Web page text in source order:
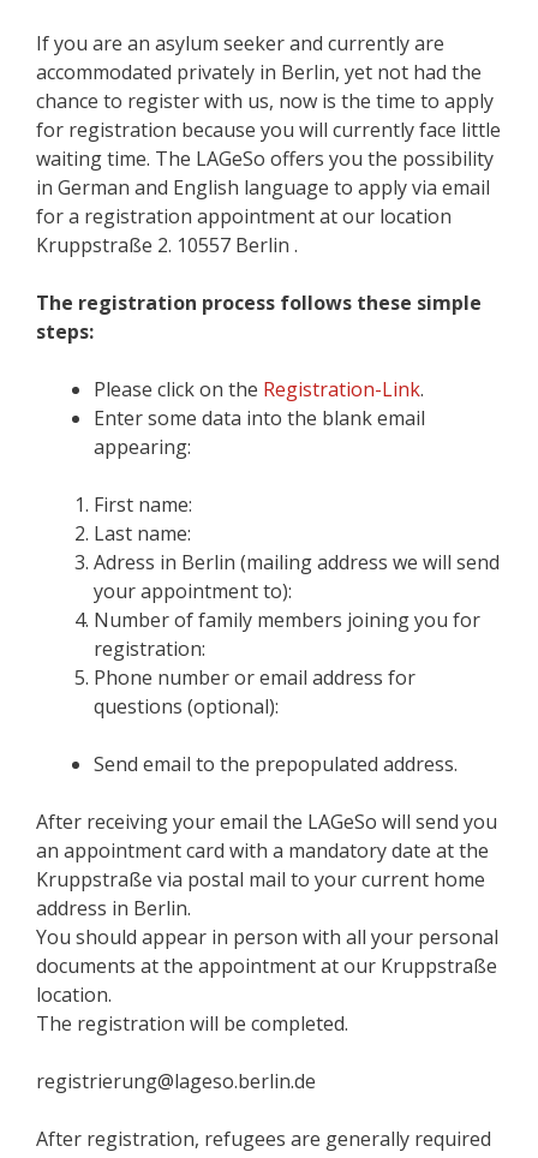
If you are an asylum seeker and currently are
accommodated privately in Berlin, yet not had the
chance to register with us, now is the time to apply
for registration because you will currently face little
waiting time. The LAGeSo offers you the possibility
in German and English language to apply via email
for a registration appointment at our location
Kruppstraße 2. 10557 Berlin .
The registration process follows these simple
steps:
Please click on the Registration-Link.
Enter some data into the blank email
appearing:
First name:
Last name:
Adress in Berlin (mailing address we will send
your appointment to):
Number of family members joining you for
registration:
Phone number or email address for
questions (optional):
Send email to the prepopulated address.
After receiving your email the LAGeSo will send you
an appointment card with a mandatory date at the
Kruppstraße via postal mail to your current home
address in Berlin.
You should appear in person with all your personal
documents at the appointment at our Kruppstraße
location.
The registration will be completed.
registrierung@lageso.berlin.de
After registration, refugees are generally required